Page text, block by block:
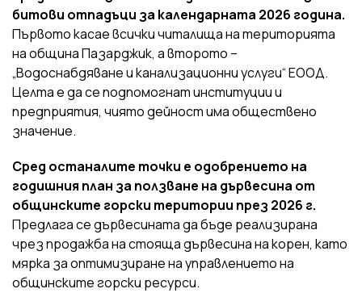
битови отпадъци за календарната 2026 година.
Първото касае всички читалища на територията
на община Пазарджик, а второто –
„Водоснабдяване и канализационни услуги“ ЕООД.
Целта е да се подпомогнат институции и
предприятия, чиято дейност има обществено
значение.
Сред останалите точки е одобрението на
годишния план за ползване на дървесина от
общинските горски територии през 2026 г.
Предлага се дървесината да бъде реализирана
чрез продажба на стояща дървесина на корен, като
мярка за оптимизиране на управлението на
общинските горски ресурси.